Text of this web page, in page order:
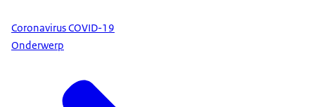
Coronavirus COVID-19
Onderwerp